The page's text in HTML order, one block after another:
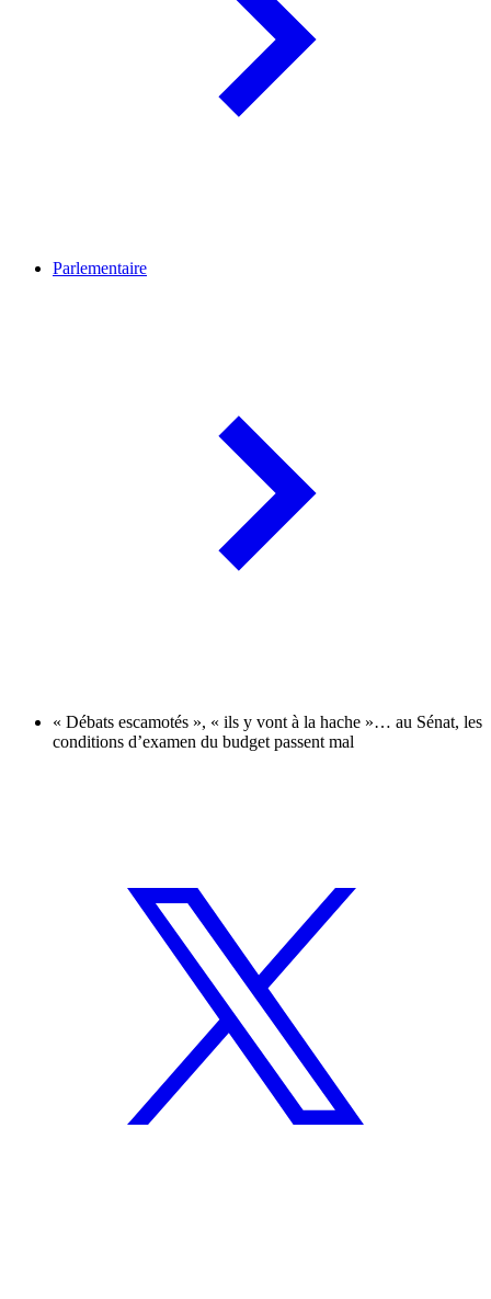
Parlementaire
« Débats escamotés », « ils y vont à la hache »… au Sénat, les
conditions d’examen du budget passent mal